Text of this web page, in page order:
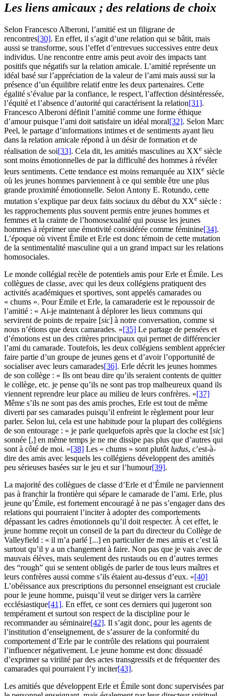
Les liens amicaux ; des relations de choix
Selon Francesco Alberoni, l’amitié est un filigrane de
rencontres[30]. En effet, il s’agit d’une relation qui se bâtit, mais
aussi se transforme, sous l’effet d’entrevues successives entre deux
individus. Une rencontre entre amis peut avoir des impacts tant
positifs que négatifs sur la relation amicale. L’amitié représente un
idéal basé sur l’appréciation de la valeur de l’ami mais aussi sur la
présence d’un équilibre relatif entre les deux partenaires. Cette
égalité s’évalue par la confiance, le respect, l’affection désintéressée,
l’équité et l’absence d’autorité qui caractérisent la relation[31].
Francesco Alberoni définit l’amitié comme une forme éthique
d’amour puisque l’ami doit satisfaire un idéal moral[32]. Selon Marc
Peel, le partage d’informations intimes et de sentiments ayant lieu
dans la relation amicale répond à un désir de formation et de
réalisation de soi[33]. Cela dit, les amitiés masculines au XXe siècle
sont moins émotionnelles de par la difficulté des hommes à révéler
leurs sentiments. Cette tendance est moins remarquée au XIXe siècle
où les jeunes hommes parviennent à ce qui semble être une plus
grande proximité émotionnelle. Selon Antony E. Rotundo, cette
mutation s’explique par deux faits sociaux du début du XXe siècle :
les rapprochements plus souvent permis entre jeunes hommes et
femmes et la crainte de l’homosexualité qui pousse les jeunes
hommes à réprimer une émotivité considérée comme féminine[34].
L’époque où vivent Émile et Erle est donc témoin de cette mutation
de la sentimentalité masculine qui a un grand impact sur les relations
homosociales.
Le monde collégial recèle de potentiels amis pour Erle et Émile. Les
collègues de classe, avec qui les deux collégiens pratiquent des
activités académiques et sportives, sont appelés camarades ou
« chums ». Pour Émile et Erle, la camaraderie est le repoussoir de
l’amitié : « Ai-je maintenant à déplorer les lieux communs qui
servirent de points de repaire [sic] à notre conversation, comme si
nous n’étions que deux camarades. »[35] Le partage de pensées et
d’émotions est un des critères principaux qui permet de différencier
l’ami du camarade. Toutefois, les deux collégiens semblent apprécier
faire partie d’un groupe de jeunes gens et d’avoir l’opportunité de
socialiser avec leurs camarades[36]. Erle décrit les jeunes hommes
de son collège : « Ils ont beau dire qu’ils seraient contents de quitter
le collège, etc. je pense qu’ils ne sont pas trop malheureux quand ils
viennent reprendre leur place au milieu de leurs confrères. »[37]
Même s’ils ne sont pas des amis proches, Erle est tout de même
diverti par ses camarades puisqu’il enfreint le règlement pour leur
parler. Selon lui, cela est une habitude pour la plupart des collégiens
de son entourage : « je parle quelquefois après que la cloche est [sic]
sonnée [,] en même temps je ne me dissipe pas plus que d’autres qui
sont à côté de moi. »[38] Les « chums » sont plutôt ludus, c’est-à-
dire des amis avec lesquels les collégiens développent des amitiés
peu sérieuses basées sur le jeu et sur l’humour[39].
La majorité des collègues de classe d’Erle et d’Émile ne parviennent
pas à franchir la frontière qui sépare le camarade de l’ami. Erle, plus
jeune qu’Émile, est fortement encouragé à ne pas s’engager dans des
relations qui pourraient l’inciter à adopter des comportements
dépassant les cadres émotionnels qu’il doit respecter. À cet effet, le
jeune homme reçoit un conseil de la part du directeur du Collège de
Valleyfield : « il m’a parlé [...] en particulier de mes amis et c’est là
surtout qu’il y a un changement à faire. Non pas que je vais avec de
mauvais élèves, mais seulement des rustauds ou en d’autres termes
des “rough” qui se sentent obligés de parler de tous leurs maîtres et
leurs confrères aussi comme s’ils étaient au-dessus d’eux. »[40]
L’obéissance aux prescriptions du personnel enseignant est cruciale
pour le jeune homme, puisqu’il veut se diriger vers la carrière
ecclésiastique[41]. En effet, ce sont ces derniers qui jugeront son
tempérament et surtout son respect de la discipline pour le
recommander au séminaire[42]. Il s’agit donc, pour les agents de
l’institution d’enseignement, de s’assurer de la conformité du
comportement d’Erle par le contrôle des relations qui pourraient
l’influencer négativement. Le jeune homme est donc dissuadé
d’exprimer sa virilité par des actes transgressifs et de fréquenter des
camarades qui pourraient l’y inciter[43].
Les amitiés que développent Erle et Émile sont donc supervisées par